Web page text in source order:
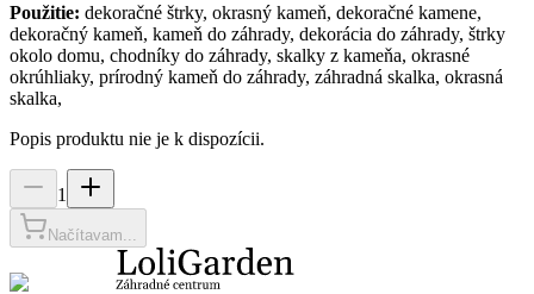
Použitie: dekoračné štrky, okrasný kameň, dekoračné kamene,
dekoračný kameň, kameň do záhrady, dekorácia do záhrady, štrky
okolo domu, chodníky do záhrady, skalky z kameňa, okrasné
okrúhliaky, prírodný kameň do záhrady, záhradná skalka, okrasná
skalka,
Popis produktu nie je k dispozícii.
1
Načítavam...